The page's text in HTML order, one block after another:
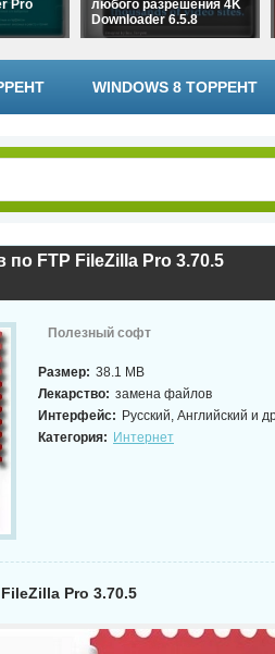
Pro
любого разрешения 4K
Downloader 6.5.8
WINDOWS 8 ТОРРЕНТ
по FTP FileZilla Pro 3.70.5
Полезный софт
Размер: 38.1 MB
Лекарство: замена файлов
Интерфейс: Русский, Английский и
Категория: Интернет
Pro 3.70.5